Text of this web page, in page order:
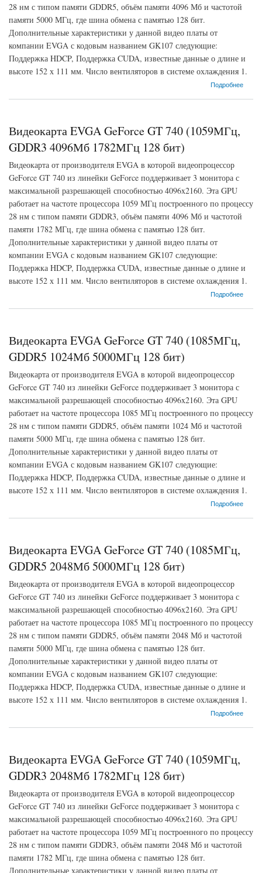
28 нм с типом памяти GDDR5, объём памяти 4096 Мб и частотой
памяти 5000 МГц, где шина обмена с памятью 128 бит.
Дополнительные характеристики у данной видео платы от
компании EVGA с кодовым названием GK107 следующие:
Поддержка HDCP, Поддержка CUDA, известные данные о длине и
высоте 152 х 111 мм. Число вентиляторов в системе охлаждения 1.
Подробнее
о Видеокарта EVGA GeForce GT 740 (1085МГц, GDDR5 4096Мб 5000МГц 128 бит)
Видеокарта EVGA GeForce GT 740 (1059МГц,
GDDR3 4096Мб 1782МГц 128 бит)
Видеокарта от производителя EVGA в которой видеопроцессор
GeForce GT 740 из линейки GeForce поддерживает 3 монитора с
максимальной разрешающей способностью 4096x2160. Эта GPU
работает на частоте процессора 1059 МГц построенного по процессу
28 нм с типом памяти GDDR3, объём памяти 4096 Мб и частотой
памяти 1782 МГц, где шина обмена с памятью 128 бит.
Дополнительные характеристики у данной видео платы от
компании EVGA с кодовым названием GK107 следующие:
Поддержка HDCP, Поддержка CUDA, известные данные о длине и
высоте 152 х 111 мм. Число вентиляторов в системе охлаждения 1.
Подробнее
о Видеокарта EVGA GeForce GT 740 (1059МГц, GDDR3 4096Мб 1782МГц 128 бит)
Видеокарта EVGA GeForce GT 740 (1085МГц,
GDDR5 1024Мб 5000МГц 128 бит)
Видеокарта от производителя EVGA в которой видеопроцессор
GeForce GT 740 из линейки GeForce поддерживает 3 монитора с
максимальной разрешающей способностью 4096x2160. Эта GPU
работает на частоте процессора 1085 МГц построенного по процессу
28 нм с типом памяти GDDR5, объём памяти 1024 Мб и частотой
памяти 5000 МГц, где шина обмена с памятью 128 бит.
Дополнительные характеристики у данной видео платы от
компании EVGA с кодовым названием GK107 следующие:
Поддержка HDCP, Поддержка CUDA, известные данные о длине и
высоте 152 х 111 мм. Число вентиляторов в системе охлаждения 1.
Подробнее
о Видеокарта EVGA GeForce GT 740 (1085МГц, GDDR5 1024Мб 5000МГц 128 бит)
Видеокарта EVGA GeForce GT 740 (1085МГц,
GDDR5 2048Мб 5000МГц 128 бит)
Видеокарта от производителя EVGA в которой видеопроцессор
GeForce GT 740 из линейки GeForce поддерживает 3 монитора с
максимальной разрешающей способностью 4096x2160. Эта GPU
работает на частоте процессора 1085 МГц построенного по процессу
28 нм с типом памяти GDDR5, объём памяти 2048 Мб и частотой
памяти 5000 МГц, где шина обмена с памятью 128 бит.
Дополнительные характеристики у данной видео платы от
компании EVGA с кодовым названием GK107 следующие:
Поддержка HDCP, Поддержка CUDA, известные данные о длине и
высоте 152 х 111 мм. Число вентиляторов в системе охлаждения 1.
Подробнее
о Видеокарта EVGA GeForce GT 740 (1085МГц, GDDR5 2048Мб 5000МГц 128 бит)
Видеокарта EVGA GeForce GT 740 (1059МГц,
GDDR3 2048Мб 1782МГц 128 бит)
Видеокарта от производителя EVGA в которой видеопроцессор
GeForce GT 740 из линейки GeForce поддерживает 3 монитора с
максимальной разрешающей способностью 4096x2160. Эта GPU
работает на частоте процессора 1059 МГц построенного по процессу
28 нм с типом памяти GDDR3, объём памяти 2048 Мб и частотой
памяти 1782 МГц, где шина обмена с памятью 128 бит.
Дополнительные характеристики у данной видео платы от